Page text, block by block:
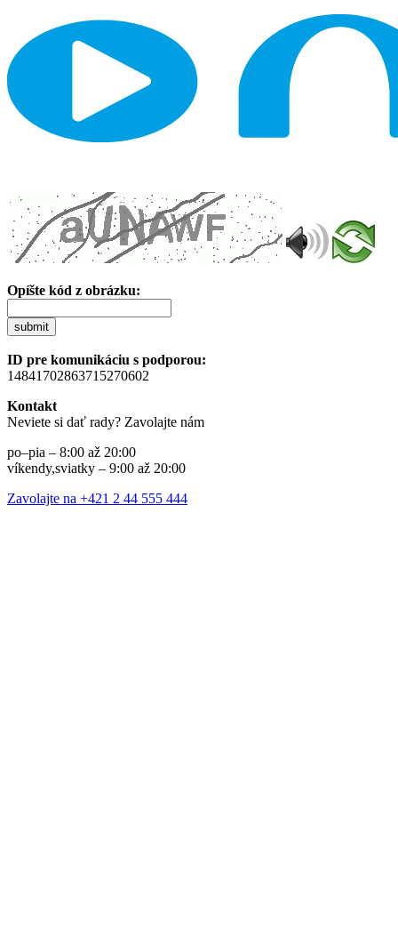
Opíšte kód z obrázku:
submit
ID pre komunikáciu s podporou:
14841702863715270602
Kontakt
Neviete si dať rady? Zavolajte nám
po–pia – 8:00 až 20:00
víkendy,sviatky – 9:00 až 20:00
Zavolajte na +421 2 44 555 444